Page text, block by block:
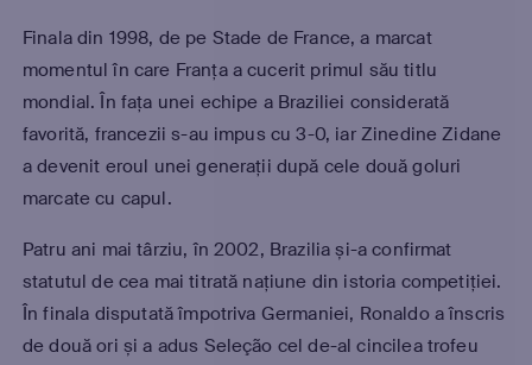
Finala din 1998, de pe Stade de France, a marcat
momentul în care Franța a cucerit primul său titlu
mondial. În fața unei echipe a Braziliei considerată
favorită, francezii s-au impus cu 3-0, iar Zinedine Zidane
a devenit eroul unei generații după cele două goluri
marcate cu capul.
Patru ani mai târziu, în 2002, Brazilia și-a confirmat
statutul de cea mai titrată națiune din istoria competiției.
În finala disputată împotriva Germaniei, Ronaldo a înscris
de două ori și a adus Seleção cel de-al cincilea trofeu